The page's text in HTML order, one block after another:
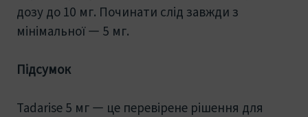
дозу до 10 мг. Починати слід завжди з
мінімальної — 5 мг.
Підсумок
Tadarise 5 мг — це перевірене рішення для